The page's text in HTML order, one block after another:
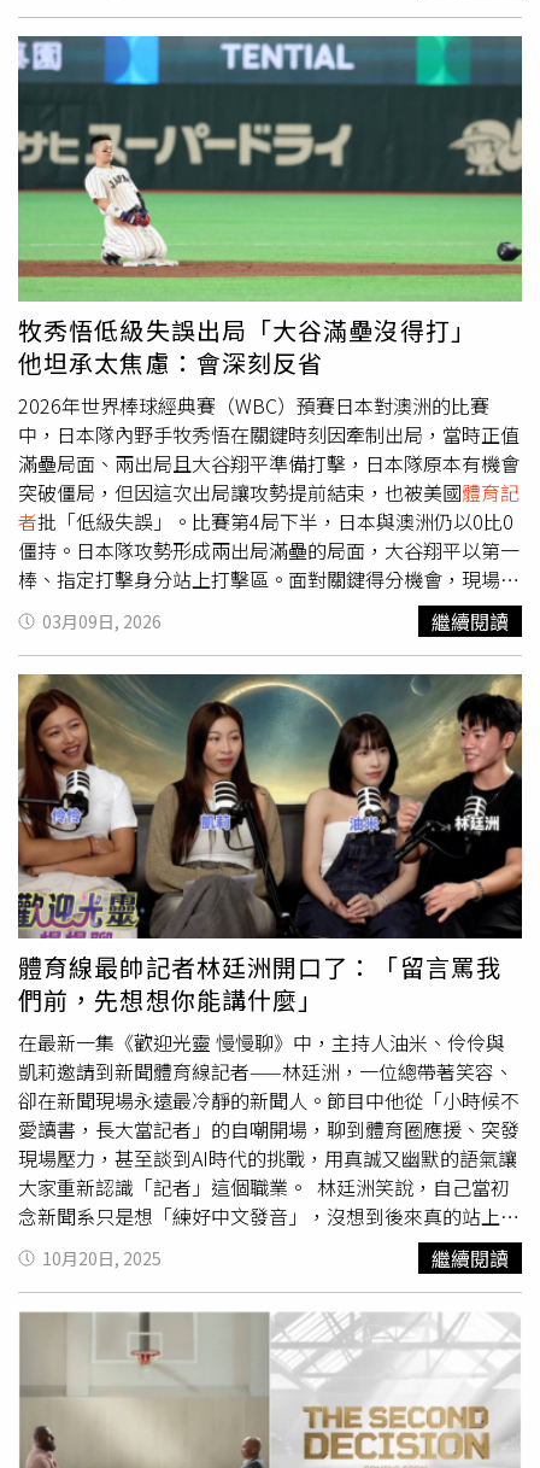
開幕式演出結束後仍開心熱舞，保全多次示意離場畫面意外
爆紅。從網路流傳的影片可見，當開幕式表演結束後，現場
工作人員與維安人員開始引導夏奇拉離開舞台區域，但她似
乎仍沉浸在演出情緒裡，一邊露出燦爛笑容，一邊隨著現場
音樂節奏持續擺動身體。即使保全多次上前示意，她依舊忍
不住多跳幾拍，形成「保全急著帶人走，夏奇拉還想繼續
跳」的有趣畫面。許多網友笑稱「世界盃結束了，她還沒結
束」、「保全想下班了」、「根本還沒玩夠」，認為這種自
然流露的反應反而更能展現她對舞台的熱愛。夏奇拉在世界
盃開幕式演出結束後仍開心熱舞，保全多次示意離場畫面意
外爆紅。事實上，本屆世界盃由美國、加拿大與墨西哥共同
主辦，開幕典禮在墨西哥城阿茲特克體育場（Estadio
Azteca）舉行。夏奇拉與奈及利亞歌手伯納男孩（Burna
Boy）共同演唱官方主題曲〈Dai Dai〉，面對超過8萬名觀
眾展現招牌電臀舞步與穩定唱功。她身穿由Off-White打造
的螢光黃色訂製連身服登場，下半身搭配融入足球元素設計
的不對稱短裙，亮眼造型與充滿活力的演出再度炒熱現場氣
氛。夏奇拉身穿Off-White打造的螢光黃色訂製舞台服，成
為開幕典禮焦點。除了熱舞畫面引發討論，不少網友也翻出
她2010年演唱〈Waka Waka〉以及2014年〈La La La〉時
期的MV和演出畫面進行比較。令人驚訝的是，無論膚況、
身材曲線、臉部輪廓甚至整體狀態都與十多年前幾乎沒有太
大差異。相關對比照曝光後迅速衝上熱搜，大批網友留言表
示「完全不像49歲」、「根本和16年前長一樣」、「這狀
態太誇張了」、「只有夏奇拉能超越夏奇拉」，甚至有人直
言「說35歲我都相信」。不少網友比較夏奇拉2010、2014
與2026年世界盃畫面，驚訝她幾乎沒有變化。（圖／翻攝
自YouTube）而在世界盃開賽前夕，夏奇拉還意外製造另一
個熱門話題。阿根廷知名體育記者 馬塞洛貝內德托
（Marcelo Benedetto）原本正在阿茲特克體育場進行現場
直播，發現偶像現身後竟當場向主管請示中斷連線，直接衝
去要求合照。畫面曝光後同樣引發網友熱議，不少人笑稱
「在夏奇拉面前人人都是粉絲」。從球迷、記者到現場觀
眾，全都被她的魅力征服，也讓許多人笑稱她早已不只是
「世足歌后」，更是本屆世界盃最強氣氛組。
牧秀悟低級失誤出局「大谷滿壘沒得打」
他坦承太焦慮：會深刻反省
2026年世界棒球經典賽（WBC）預賽日本對澳洲的比賽
中，日本隊內野手牧秀悟在關鍵時刻因牽制出局，當時正值
滿壘局面、兩出局且大谷翔平準備打擊，日本隊原本有機會
突破僵局，但因這次出局讓攻勢提前結束，也被美國體育記
者批「低級失誤」。比賽第4局下半，日本與澳洲仍以0比0
僵持。日本隊攻勢形成兩出局滿壘的局面，大谷翔平以第一
棒、指定打擊身分站上打擊區。面對關鍵得分機會，現場氣
氛相當緊張。然而就在澳洲投手投到第4球時，站在二壘的
跑者牧秀悟因離壘距離過遠，被捕手抓到時機牽制回壘並觸
殺出局，使得該局攻勢直接結束。這個突如其來的判決也讓
東京巨蛋現場瞬間響起一片驚呼聲。日本隊隨後提出重播輔
助判決，希望透過影像確認判決結果。不過遭到主審拒絕，
日本隊也因此錯失滿壘進攻機會。儘管比賽中出現這段插
曲，日本隊仍在之後的比賽中掌握關鍵時刻。吉田正尚擊出
逆轉兩分全壘打，幫助球隊最終贏得比賽，取得小組賽3連
勝，也確定以分組第一晉級下一輪。賽後牧秀悟接受訪問時
坦言，這次牽制出局與自己的情緒與節奏有關。他表示，當
時只是像平常一樣進行重心轉移並準備離壘，但可能因為場
面緊張而出現過度焦急的情況。牧秀悟指出，當下自己可能
過度意識到打者與比賽情勢，甚至想到可能要衝回本壘得
分，導致節奏受到影響，「這對我來說真的是一次很深刻的
反省。」這次關鍵失誤也引起海外媒體關注。《SNY》大都
會記者巴隆（Michael Baron）在社群媒體上表示，澳洲捕
手在傳球與觸殺動作上的表現確實相當出色，但在滿壘且由
大谷翔平打擊的情況下，日本隊這種低級失誤是絕對不該發
生的。
03月09日, 2026 繼續閱讀
體育線最帥記者林廷洲開口了：「留言罵我
們前，先想想你能講什麼」
在最新一集《歡迎光靈 慢慢聊》中，主持人油米、伶伶與
凱莉邀請到新聞體育線記者——林廷洲，一位總帶著笑容、
卻在新聞現場永遠最冷靜的新聞人。節目中他從「小時候不
愛讀書，長大當記者」的自嘲開場，聊到體育圈應援、突發
現場壓力，甚至談到AI時代的挑戰，用真誠又幽默的語氣讓
大家重新認識「記者」這個職業。 林廷洲笑說，自己當初
念新聞系只是想「練好中文發音」，沒想到後來真的站上鏡
頭。他說：「現場Live連線，只要卡一秒，就像過了十秒那
麼長。」突發現場往往一團混亂，資訊一變再變，他必須在
半小時內整理完、站上鏡頭、講得準又穩。「我們不像網紅
可以剪輯，口誤就會被放大。」因此他常靠一張手寫小抄幫
自己鎮定，讓新聞保持條理也保有人味。他分享自己寫過最
感動的報導，是關於弱勢家庭的故事。「那篇報導後募款超
過百萬，我才真的知道，新聞是能幫人的。」但他也坦言，
媒體常被誤解成冷血，「我們不是亂寫新聞的人，而是在混
10月20日, 2025 繼續閱讀